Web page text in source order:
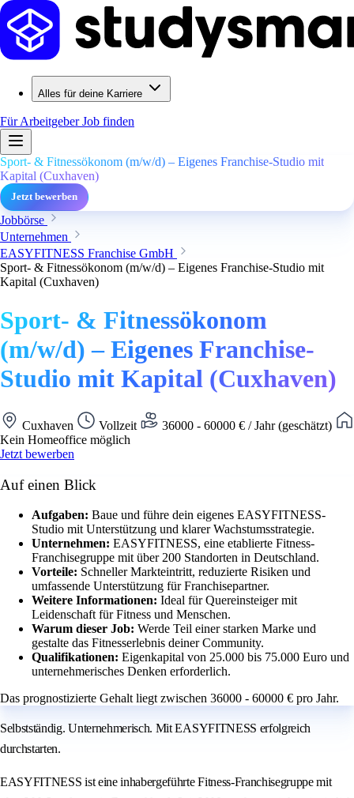
Alles für deine Karriere
Für ArbeitgeberJob finden
Sport- & Fitnessökonom (m/w/d) – Eigenes Franchise-Studio mit
Kapital (Cuxhaven)
Jetzt bewerben
Jobbörse
Unternehmen
EASYFITNESS Franchise GmbH
Sport- & Fitnessökonom (m/w/d) – Eigenes Franchise-Studio mit
Kapital (Cuxhaven)
Sport- & Fitnessökonom
(m/w/d) – Eigenes Franchise-
Studio mit Kapital (Cuxhaven)
Cuxhaven Vollzeit
36000 - 60000 € / Jahr (geschätzt)
Kein Homeoffice möglich
Jetzt bewerben
Auf einen Blick
Aufgaben: Baue und führe dein eigenes EASYFITNESS-
Studio mit Unterstützung und klarer Wachstumsstrategie.
Unternehmen: EASYFITNESS, eine etablierte Fitness-
Franchisegruppe mit über 200 Standorten in Deutschland.
Vorteile: Schneller Markteintritt, reduzierte Risiken und
umfassende Unterstützung für Franchisepartner.
Weitere Informationen: Ideal für Quereinsteiger mit
Leidenschaft für Fitness und Menschen.
Warum dieser Job: Werde Teil einer starken Marke und
gestalte das Fitnesserlebnis deiner Community.
Qualifikationen: Eigenkapital von 25.000 bis 75.000 Euro und
unternehmerisches Denken erforderlich.
Das prognostizierte Gehalt liegt zwischen 36000 - 60000 € pro Jahr.
Selbstständig. Unternehmerisch. Mit EASYFITNESS erfolgreich
durchstarten.
EASYFITNESS ist eine inhabergeführte Fitness-Franchisegruppe mit